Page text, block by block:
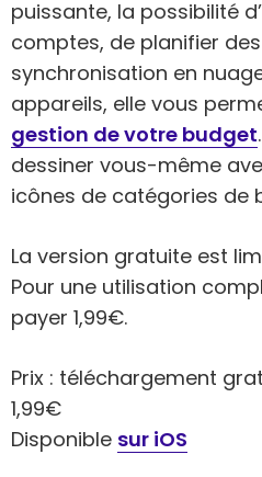
puissante, la possibilité
comptes, de planifier
synchronisation en
appareils, elle vous
gestion de votre budget
dessiner vous-même
icônes de catégories de
La version gratuite est
Pour une utilisation
payer 1,99€.
Prix : téléchargement
1,99€
Disponible sur iOS